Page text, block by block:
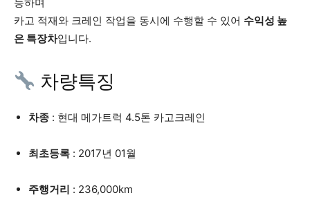
카고 적재와 크레인 작업을 동시에 수행할 수 있어 수익성 높
은 특장차입니다.
차량특징
차종 : 현대 메가트럭 4.5톤 카고크레인
최초등록 : 2017년 01월
주행거리 : 236,000km